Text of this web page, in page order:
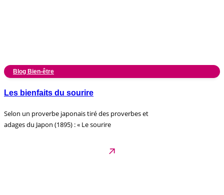
Blog Bien-être
Les bienfaits du sourire
Selon un proverbe japonais tiré des proverbes et
adages du Japon (1895) : « Le sourire